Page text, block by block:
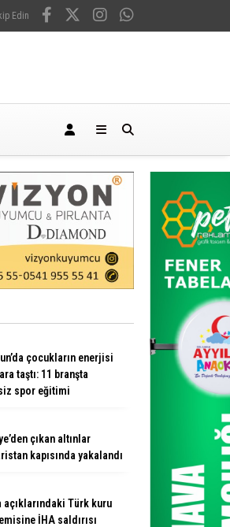
Edin
çocukların enerjisi
taştı: 11 branşta
spor eğitimi
çıkan altınlar
kapısında yakalandı
açıklarındaki Türk kuru
İHA saldırısı